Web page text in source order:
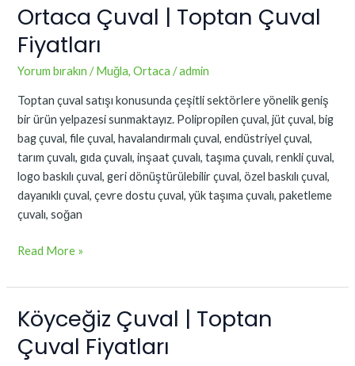
Ortaca Çuval | Toptan Çuval
Fiyatları
Yorum bırakın /Muğla,Ortaca /admin
Toptan çuval satışı konusunda çeşitli sektörlere yönelik geniş
bir ürün yelpazesi sunmaktayız. Polipropilen çuval, jüt çuval, big
bag çuval, file çuval, havalandırmalı çuval, endüstriyel çuval,
tarım çuvalı, gıda çuvalı, inşaat çuvalı, taşıma çuvalı, renkli çuval,
logo baskılı çuval, geri dönüştürülebilir çuval, özel baskılı çuval,
dayanıklı çuval, çevre dostu çuval, yük taşıma çuvalı, paketleme
çuvalı, soğan
Ortaca
|
Toptan
Fiyatları
Read More »
Köyceğiz Çuval | Toptan
Çuval Fiyatları
Köyceğiz
|